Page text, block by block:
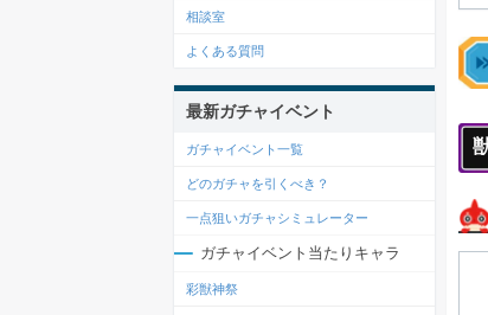
相談室
よくある質問
最新ガチャイベント
ガチャイベント一覧
どのガチャを引くべき？
一点狙いガチャシミュレーター
ガチャイベント当たりキャラ
彩獣神祭